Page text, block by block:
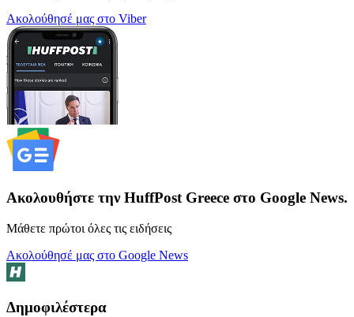
Ακολούθησέ μας στο Viber
Ακολουθήστε την HuffPost Greece στο Google News.
Μάθετε πρώτοι όλες τις ειδήσεις
Ακολούθησέ μας στο Google News
Δημοφιλέστερα